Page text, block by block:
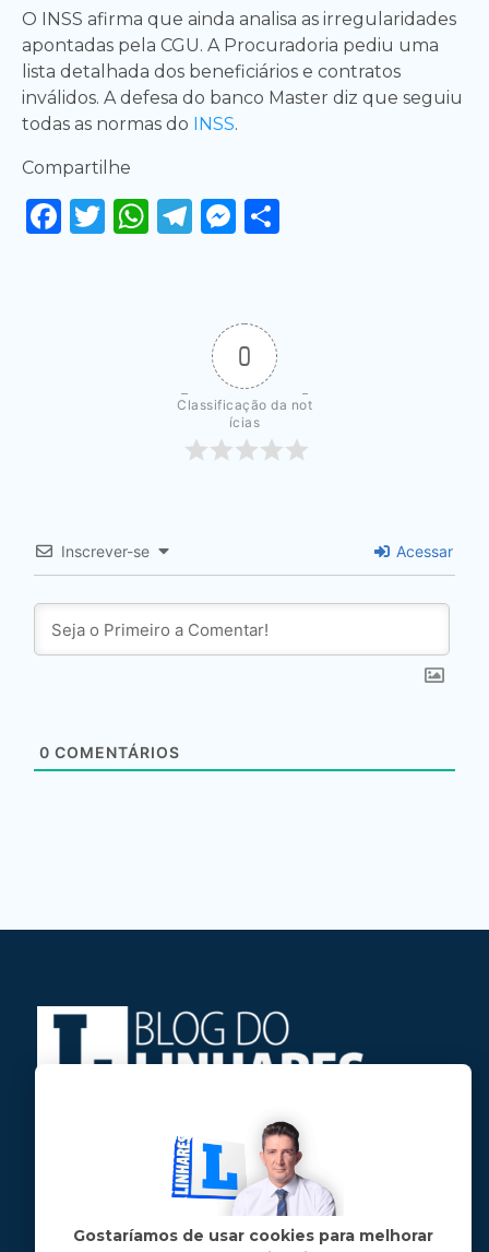
O INSS afirma que ainda analisa as irregularidades
apontadas pela CGU. A Procuradoria pediu uma
lista detalhada dos beneficiários e contratos
inválidos. A defesa do banco Master diz que seguiu
todas as normas do INSS.
Compartilhe
Facebook
Twitter
WhatsApp
Telegram
Messenger
0
Classificação da not
ícias
Inscrever-se Acessar
0 COMENTÁRIOS
Jose Linhares Jr é maranhense.
Formado em Jornalismo, estudou filosofia
e tem pós-graduações em ciência política
e marketing político.
Gostaríamos de usar cookies para melhorar